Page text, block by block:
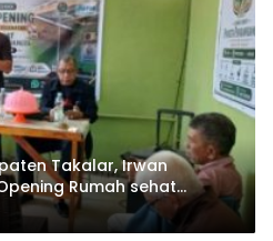
Takalar, Irwan
Rumah sehat
Terapis Gratis untuk